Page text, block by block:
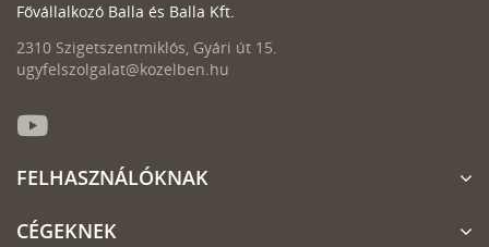
Fővállalkozó Balla és Balla Kft.
2310 Szigetszentmiklós, Gyári út 15.
ugyfelszolgalat@kozelben.hu
FELHASZNÁLÓKNAK
CÉGEKNEK